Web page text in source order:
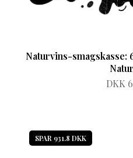
Naturvins-smagskasse:
DKK
SPAR 931.8 DKK